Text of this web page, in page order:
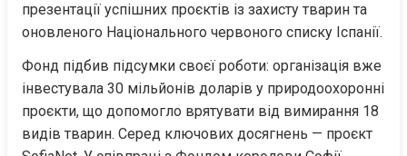
презентації успішних проєктів із захисту тварин та
оновленого Національного червоного списку Іспанії.
Фонд підбив підсумки своєї роботи: організація вже
інвестувала 30 мільйонів доларів у природоохоронні
проєкти, що допомогло врятувати від вимирання 18
видів тварин. Серед ключових досягнень — проєкт